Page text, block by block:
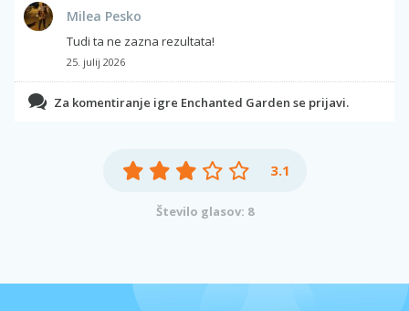
Milea Pesko
Tudi ta ne zazna rezultata!
25. julij 2026
Za komentiranje igre Enchanted Garden se prijavi.
3.1
Število glasov: 8